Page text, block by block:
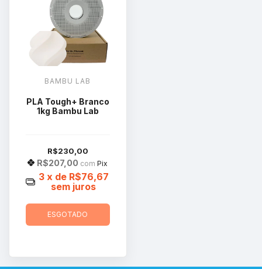
BAMBU LAB
PLA Tough+ Branco
1kg Bambu Lab
R$230,00
R$207,00 com Pix
3 x de R$76,67
sem juros
ESGOTADO